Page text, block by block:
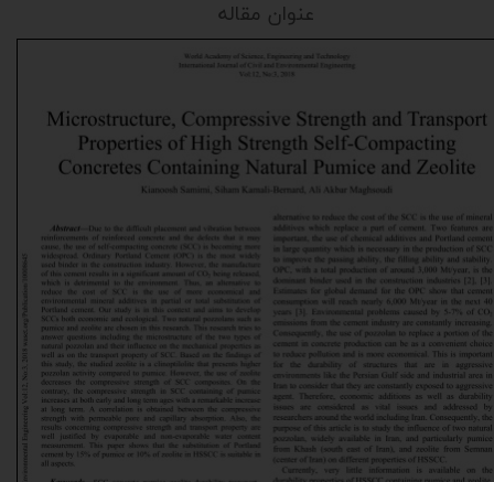
عنوان مقاله